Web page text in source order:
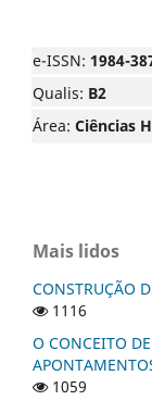
e-ISSN: 1984-
Qualis: B2
Área: Ciências
Mais lidos
CONSTRUÇÃO
1116
O CONCEITO
1059